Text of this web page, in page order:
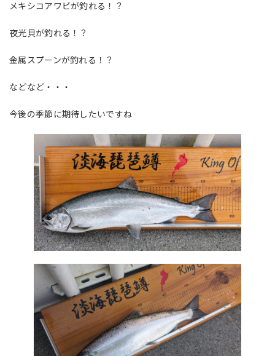
メキシコアワビが釣れる！？
夜光貝が釣れる！？
金属スプーンが釣れる！？
などなど・・・
今後の季節に期待したいですね